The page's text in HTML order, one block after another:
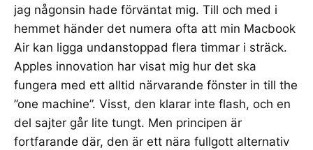
jag någonsin hade förväntat mig. Till och med i
hemmet händer det numera ofta att min Macbook
Air kan ligga undanstoppad flera timmar i sträck.
Apples innovation har visat mig hur det ska
fungera med ett alltid närvarande fönster in till the
”one machine”. Visst, den klarar inte flash, och en
del sajter går lite tungt. Men principen är
fortfarande där, den är ett nära fullgott alternativ